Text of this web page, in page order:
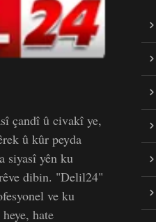
çandî û civakî ye,
û kûr peyda
siyasî yên ku
dibin. "Delil24"
ve ku
hate